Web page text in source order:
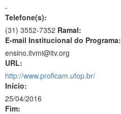
-
Telefone(s):
(31) 3552-7352 Ramal:
E-mail Institucional do Programa:
ensino.itvmi@itv.org
URL:
http://www.proficam.ufop.br/
Início:
25/04/2016
Fim: